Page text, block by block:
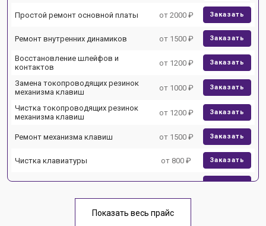
Простой ремонт основной платы от 2000 ₽ Заказать
Ремонт внутренних динамиков от 1500 ₽ Заказать
Восстановление шлейфов и
контактов
от 1200 ₽ Заказать
Замена токопроводящих резинок
механизма клавиш
от 1000 ₽ Заказать
Чистка токопроводящих резинок
механизма клавиш
от 1200 ₽ Заказать
Ремонт механизма клавиш от 1500 ₽ Заказать
Чистка клавиатуры от 800 ₽ Заказать
Ремонт клавиш от 1500 ₽ Заказать
Замена клавиш и уплотнителей от 1000 ₽
Показать весь прайс